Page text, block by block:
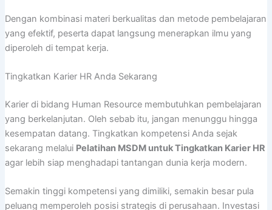
Dengan kombinasi materi berkualitas dan metode pembelajaran
yang efektif, peserta dapat langsung menerapkan ilmu yang
diperoleh di tempat kerja.
Tingkatkan Karier HR Anda Sekarang
Karier di bidang Human Resource membutuhkan pembelajaran
yang berkelanjutan. Oleh sebab itu, jangan menunggu hingga
kesempatan datang. Tingkatkan kompetensi Anda sejak
sekarang melalui Pelatihan MSDM untuk Tingkatkan Karier HR
agar lebih siap menghadapi tantangan dunia kerja modern.
Semakin tinggi kompetensi yang dimiliki, semakin besar pula
peluang memperoleh posisi strategis di perusahaan. Investasi